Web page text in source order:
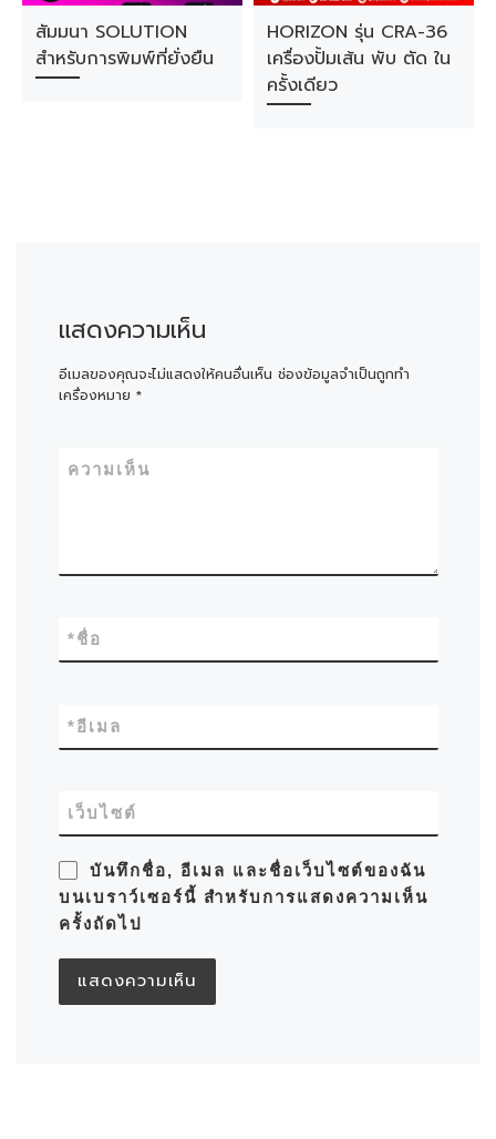
สัมมนา SOLUTION
สำหรับการพิมพ์ที่ยั่งยืน
HORIZON รุ่น CRA-36
เครื่องปั้มเส้น พับ ตัด ใน
ครั้งเดียว
แสดงความเห็น
อีเมลของคุณจะไม่แสดงให้คนอื่นเห็น ช่องข้อมูลจำเป็นถูกทำ
เครื่องหมาย *
ความเห็น
ชื่อ
*
อีเมล
*
เว็บไซต์
บันทึกชื่อ, อีเมล และชื่อเว็บไซต์ของฉัน
บนเบราว์เซอร์นี้ สำหรับการแสดงความเห็น
ครั้งถัดไป